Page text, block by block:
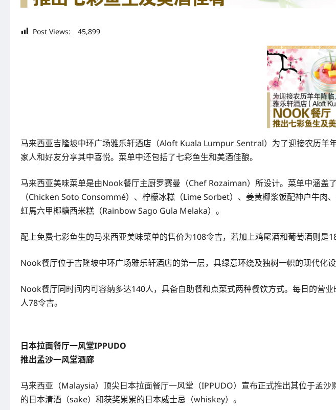
Post Views: 45,899
马来西亚吉隆坡中环广场雅乐轩酒店（Aloft Kuala Lumpur Sentral）为了迎接农历羊
家人和好友分享其中喜悦。菜单中还包括了七彩鱼生和美酒佳酿。
马来西亚美味菜单是由Nook餐厅主厨罗赛曼（Chef Rozaiman）所设计。菜单中涵
（Chicken Soto Consommé）、柠檬冰糕（Lime Sorbet）、姜黄椰浆饭配神户牛
虹馬六甲椰糖西米糕（Rainbow Sago Gula Melaka）。
配上免费七彩鱼生的马来西亚美味菜单的售价为108令吉，若加上鸡尾酒和葡萄酒则是
Nook餐厅位于吉隆坡中环广场雅乐轩酒店的第一层，具绿意环绕及独树一帜的现代化
Nook餐厅同时间内可容纳多达140人，具备自助餐和点菜式两种餐饮方式。每日的营
人78令吉。
日本拉面餐厅一风堂IPPUDO
推出孟沙一风堂酒廊
马来西亚（Malaysia）顶尖日本拉面餐厅一风堂（IPPUDO）宣布正式推出其位于孟
的日本清酒（sake）和获奖累累的日本威士忌（whiskey）。